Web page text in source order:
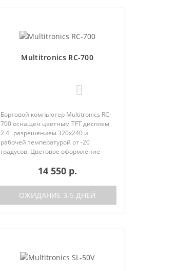
Multitronics RC-700
Бортовой компьютер Multitronics RC-
700 оснащен цветным TFT дисплем
2.4" разрешением 320х240 и
рабочей температурой от -20
градусов. Цветовое оформление
пользователем индивидуально (по
предустановленн..
14 550 р.
ОЖИДАНИЕ 3-5 ДНЕЙ